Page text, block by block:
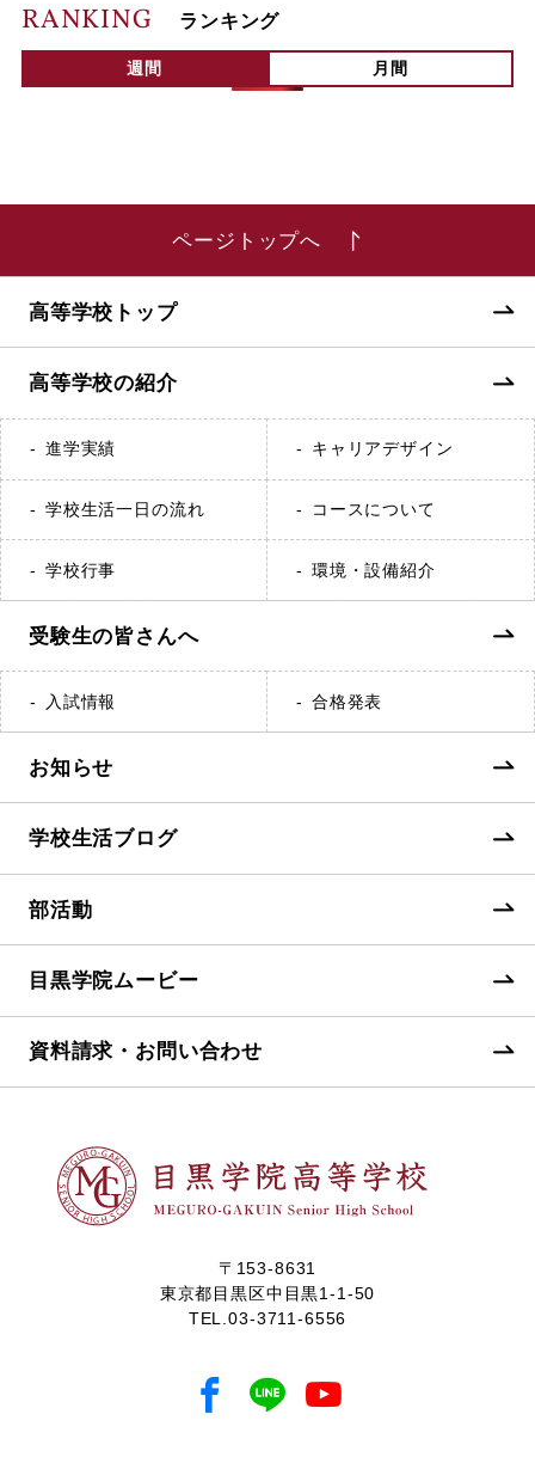
RANKING ランキング
週間 月間
ページトップへ
高等学校トップ
高等学校の紹介
進学実績 キャリアデザイン
学校生活一日の流れ コースについて
学校行事 環境・設備紹介
受験生の皆さんへ
入試情報 合格発表
お知らせ
学校生活ブログ
部活動
目黒学院ムービー
資料請求・お問い合わせ
〒153-8631
東京都目黒区中目黒1-1-50
TEL.03-3711-6556